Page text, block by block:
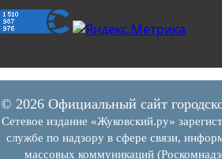
© 2026 Официальный сайт
Сетевое издание «Жуковский.ру»
службе по надзору в сфере связи,
массовых коммуникаций